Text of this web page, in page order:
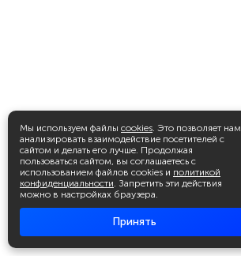
Мы используем файлы cookies. Это позволяет нам
анализировать взаимодействие посетителей с
сайтом и делать его лучше. Продолжая
пользоваться сайтом, вы соглашаетесь с
использованием файлов cookies и политикой
конфиденциальности. Запретить эти действия
можно в настройках браузера.
Принять